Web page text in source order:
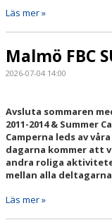
Läs mer »
Malmö FBC
2026-07-04 14:00
Avsluta sommaren
2011-2014 & Summer
Camperna leds av
dagarna kommer att
andra roliga
mellan alla
Läs mer »